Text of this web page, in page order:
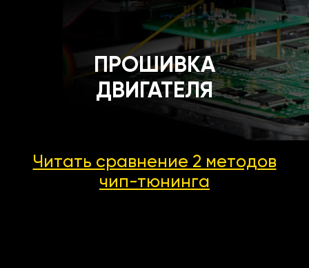
ПРОШИВКА
ДВИГАТЕЛЯ
Читать сравнение 2 методов
чип-тюнинга